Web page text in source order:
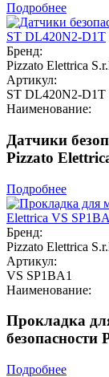
Подробнее
Бренд:
Pizzato Elettrica
Артикул:
ST DL420N2-D1T
Наименование:
Датчики
Pizzato
Подробнее
Бренд:
Pizzato Elettrica
Артикул:
VS SP1BA1
Наименование:
Прокладка
безопасности
Подробнее